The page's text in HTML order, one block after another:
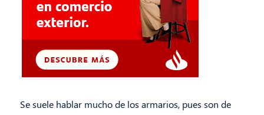
Se suele hablar mucho de los armarios, pues son de